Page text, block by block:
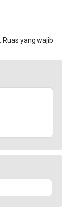
Ruas yang wajib